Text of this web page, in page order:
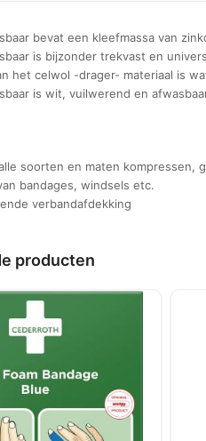
bevat een kleefmassa van
is bijzonder trekvast en
het celwol -drager- materiaal is
is wit, vuilwerend en
soorten en maten kompressen,
bandages, windsels etc.
verbandafdekking
producten